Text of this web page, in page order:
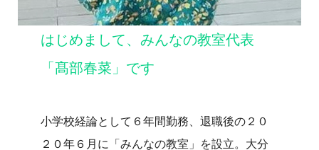
はじめまして、みんなの教室代表
「髙部春菜」です
小学校経論として６年間勤務、退職後の２０
２０年６月に「みんなの教室」を設立。大分